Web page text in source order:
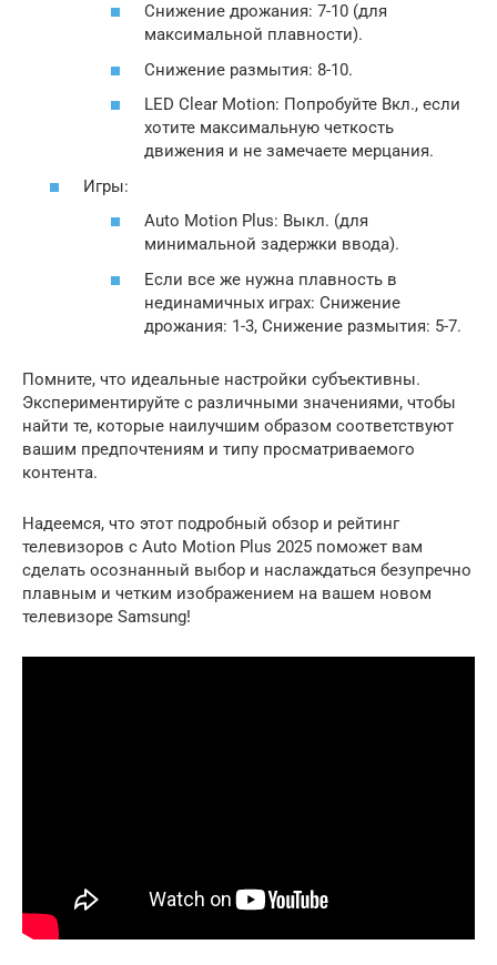
Снижение дрожания: 7-10 (для
максимальной плавности).
Снижение размытия: 8-10.
LED Clear Motion: Попробуйте Вкл., если
хотите максимальную четкость
движения и не замечаете мерцания.
Игры:
Auto Motion Plus: Выкл. (для
минимальной задержки ввода).
Если все же нужна плавность в
нединамичных играх: Снижение
дрожания: 1-3, Снижение размытия: 5-7.
Помните, что идеальные настройки субъективны.
Экспериментируйте с различными значениями, чтобы
найти те, которые наилучшим образом соответствуют
вашим предпочтениям и типу просматриваемого
контента.
Надеемся, что этот подробный обзор и рейтинг
телевизоров с Auto Motion Plus 2025 поможет вам
сделать осознанный выбор и наслаждаться безупречно
плавным и четким изображением на вашем новом
телевизоре Samsung!